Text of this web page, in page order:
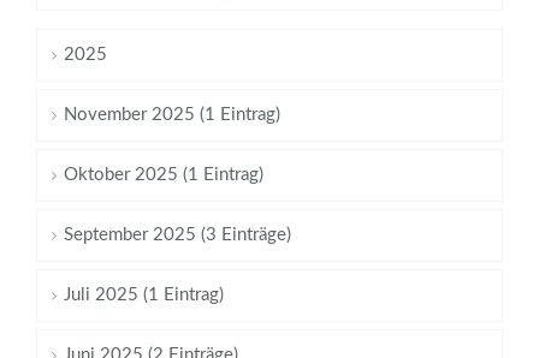
2025
November 2025 (1 Eintrag)
Oktober 2025 (1 Eintrag)
September 2025 (3 Einträge)
Juli 2025 (1 Eintrag)